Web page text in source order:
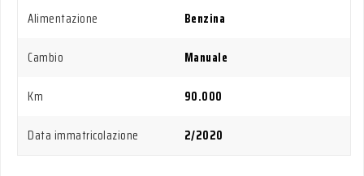
Alimentazione
Benzina
Cambio
Manuale
Km
90.000
Data immatricolazione
2/2020